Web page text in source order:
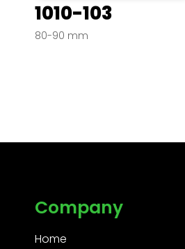
1010-103
80-90 mm
Company
Home